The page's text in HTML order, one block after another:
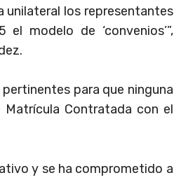
unilateral los representantes
modelo de ‘convenios’”,
para que ninguna
Contratada con el
y se ha comprometido a